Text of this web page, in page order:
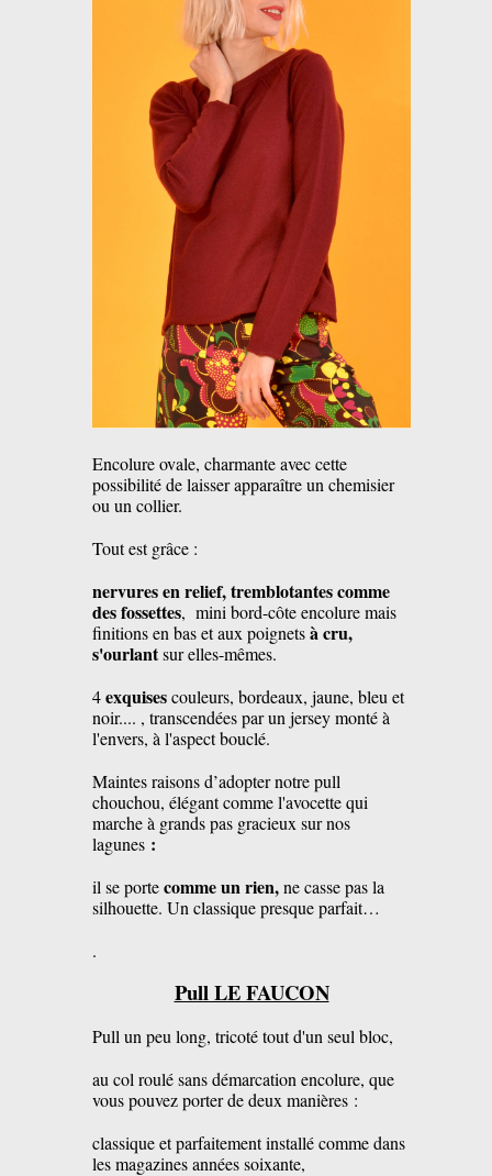
Encolure ovale, charmante avec cette
possibilité de laisser apparaître un chemisier
ou un collier.
Tout est grâce :
nervures en relief, tremblotantes comme
des fossettes, mini bord-côte encolure mais
finitions en bas et aux poignetsà cru,
s'ourlantsur elles-mêmes.
4exquisescouleurs, bordeaux, jaune, bleu et
noir.... , transcendées par un jersey monté à
l'envers, à l'aspect bouclé.
Maintes raisons d’adopter notre pull
chouchou, élégant comme l'avocette qui
marche à grands pas gracieux sur nos
lagunes :
il se portecomme un rien,ne casse pas la
silhouette. Un classique presque parfait…
.
Pull LE FAUCON
Pull un peu long, tricoté tout d'un seul bloc,
au col roulé sans démarcation encolure, que
vous pouvez porter de deux manières :
classique et parfaitement installé comme dans
les magazines années soixante,